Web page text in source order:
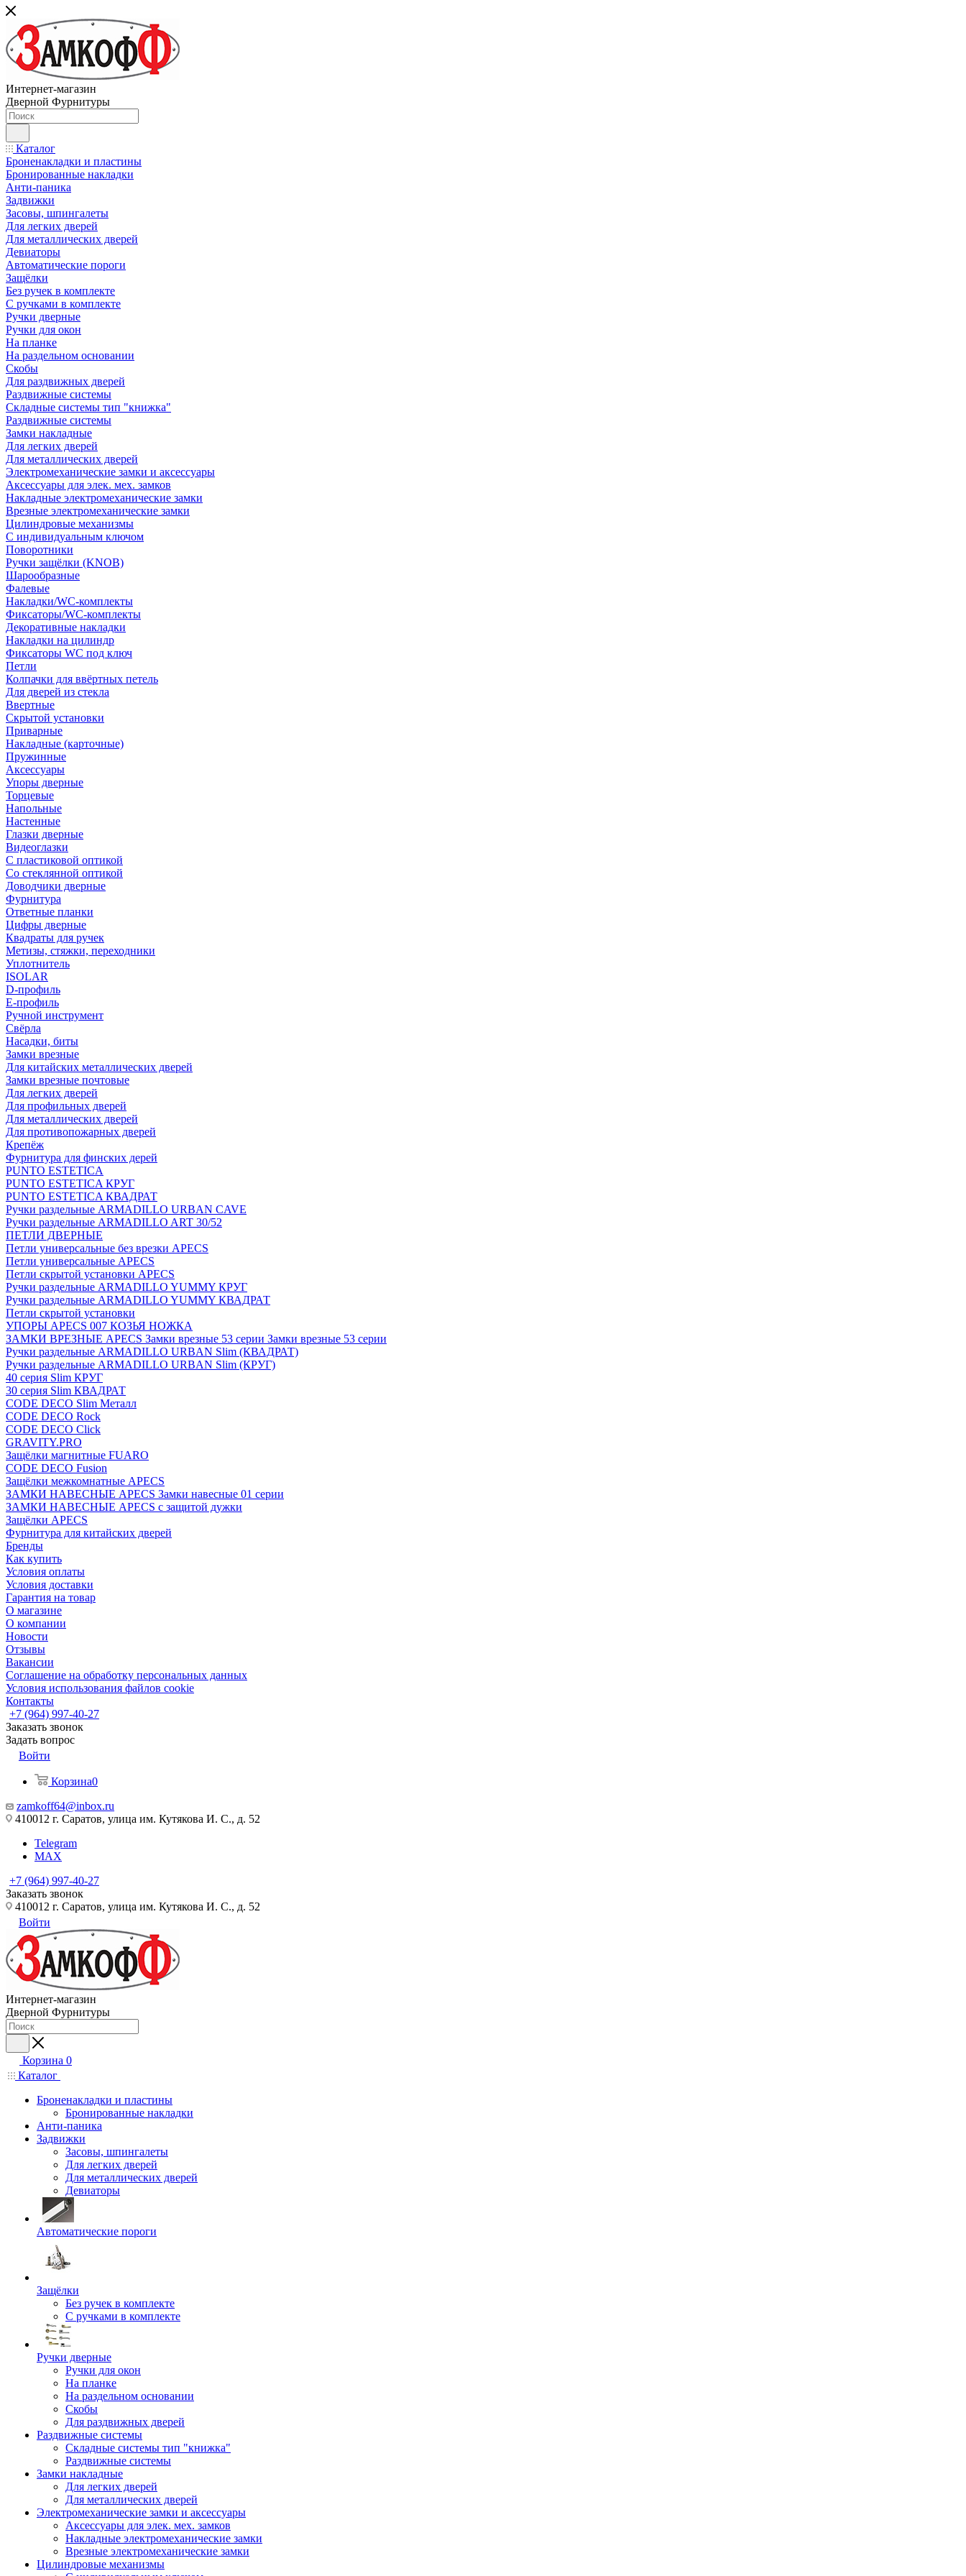
Интернет-магазин
Дверной Фурнитуры
Каталог
Броненакладки и пластины
Бронированные накладки
Анти-паника
Задвижки
Засовы, шпингалеты
Для легких дверей
Для металлических дверей
Девиаторы
Автоматические пороги
Защёлки
Без ручек в комплекте
С ручками в комплекте
Ручки дверные
Ручки для окон
На планке
На раздельном основании
Скобы
Для раздвижных дверей
Раздвижные системы
Складные системы тип "книжка"
Раздвижные системы
Замки накладные
Для легких дверей
Для металлических дверей
Электромеханические замки и аксессуары
Аксессуары для элек. мех. замков
Накладные электромеханические замки
Врезные электромеханические замки
Цилиндровые механизмы
С индивидуальным ключом
Поворотники
Ручки защёлки (KNOB)
Шарообразные
Фалевые
Накладки/WC-комплекты
Фиксаторы/WC-комплекты
Декоративные накладки
Накладки на цилиндр
Фиксаторы WC под ключ
Петли
Колпачки для ввёртных петель
Для дверей из стекла
Ввертные
Скрытой установки
Приварные
Накладные (карточные)
Пружинные
Аксессуары
Упоры дверные
Торцевые
Напольные
Настенные
Глазки дверные
Видеоглазки
С пластиковой оптикой
Со стеклянной оптикой
Доводчики дверные
Фурнитура
Ответные планки
Цифры дверные
Квадраты для ручек
Метизы, стяжки, переходники
Уплотнитель
ISOLAR
D-профиль
Е-профиль
Ручной инструмент
Свёрла
Насадки, биты
Замки врезные
Для китайских металлических дверей
Замки врезные почтовые
Для легких дверей
Для профильных дверей
Для металлических дверей
Для противопожарных дверей
Крепёж
Фурнитура для финских дерей
PUNTO ESTETICA
PUNTO ESTETICA КРУГ
PUNTO ESTETICA КВАДРАТ
Ручки раздельные ARMADILLO URBAN CAVE
Ручки раздельные ARMADILLO ART 30/52
ПЕТЛИ ДВЕРНЫЕ
Петли универсальные без врезки APECS
Петли универсальные APECS
Петли скрытой установки APECS
Ручки раздельные ARMADILLO YUMMY КРУГ
Ручки раздельные ARMADILLO YUMMY КВАДРАТ
Петли скрытой установки
УПОРЫ APECS 007 КОЗЬЯ НОЖКА
ЗАМКИ ВРЕЗНЫЕ APECS Замки врезные 53 серии Замки врезные 53 серии
Ручки раздельные ARMADILLO URBAN Slim (КВАДРАТ)
Ручки раздельные ARMADILLO URBAN Slim (КРУГ)
40 серия Slim КРУГ
30 серия Slim КВАДРАТ
CODE DECO Slim Металл
CODE DECO Rock
CODE DECO Click
GRAVITY.PRO
Защёлки магнитные FUARO
CODE DECO Fusion
Защёлки межкомнатные APECS
ЗАМКИ НАВЕСНЫЕ APECS Замки навесные 01 серии
ЗАМКИ НАВЕСНЫЕ APECS с защитой дужки
Защёлки APECS
Фурнитура для китайских дверей
Бренды
Как купить
Условия оплаты
Условия доставки
Гарантия на товар
О магазине
О компании
Новости
Отзывы
Вакансии
Соглашение на обработку персональных данных
Условия использования файлов cookie
Контакты
+7 (964) 997-40-27
Заказать звонок
Задать вопрос
Войти
Корзина0
zamkoff64@inbox.ru
410012 г. Саратов, улица им. Кутякова И. С., д. 52
Telegram
MAX
+7 (964) 997-40-27
Заказать звонок
410012 г. Саратов, улица им. Кутякова И. С., д. 52
Войти
Интернет-магазин
Дверной Фурнитуры
Корзина 0
Каталог
Броненакладки и пластины
Бронированные накладки
Анти-паника
Задвижки
Засовы, шпингалеты
Для легких дверей
Для металлических дверей
Девиаторы
Автоматические пороги
Защёлки
Без ручек в комплекте
С ручками в комплекте
Ручки дверные
Ручки для окон
На планке
На раздельном основании
Скобы
Для раздвижных дверей
Раздвижные системы
Складные системы тип "книжка"
Раздвижные системы
Замки накладные
Для легких дверей
Для металлических дверей
Электромеханические замки и аксессуары
Аксессуары для элек. мех. замков
Накладные электромеханические замки
Врезные электромеханические замки
Цилиндровые механизмы